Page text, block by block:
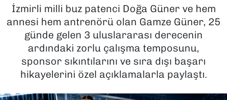
İzmirli milli buz patenci Doğa Güner ve hem
annesi hem antrenörü olan Gamze Güner, 25
günde gelen 3 uluslararası derecenin
ardındaki zorlu çalışma temposunu,
sponsor sıkıntılarını ve sıra dışı başarı
hikayelerini özel açıklamalarla paylaştı.
KÜLTÜR SANAT
MAGAZİN
POLİTİKA
SAĞLIK
Son Dakika Haberleri
Haber Arşivi